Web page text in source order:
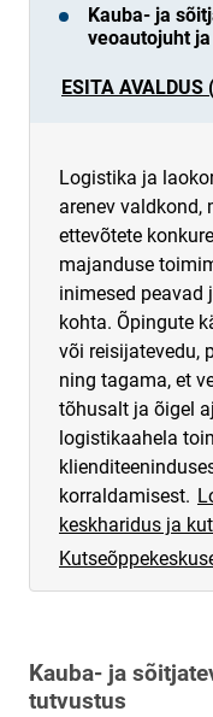
Kauba- ja
veoautojuht
ESITA
Logistika ja
arenev
ettevõtete
majanduse
inimesed peavad
kohta. Õpingute
või reisijatevedu,
ning tagama, et
tõhusalt ja õigel
logistikaahela
korraldamisest.
keskharidus ja
Kauba- ja
tutvustus